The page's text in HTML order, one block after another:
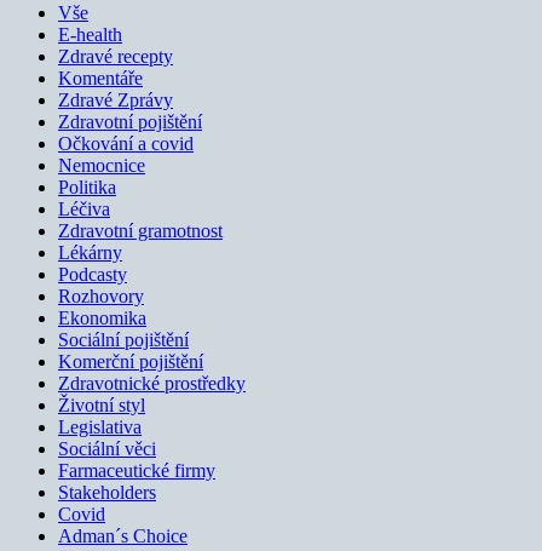
Vše
E-health
Zdravé recepty
Komentáře
Zdravé Zprávy
Zdravotní pojištění
Očkování a covid
Nemocnice
Politika
Léčiva
Zdravotní gramotnost
Lékárny
Podcasty
Rozhovory
Ekonomika
Sociální pojištění
Komerční pojištění
Zdravotnické prostředky
Životní styl
Legislativa
Sociální věci
Farmaceutické firmy
Stakeholders
Covid
Adman´s Choice